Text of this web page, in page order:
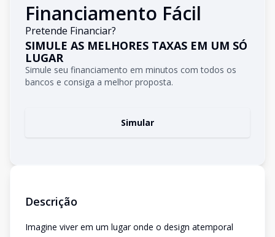
Financiamento Fácil
Pretende Financiar?
SIMULE AS MELHORES TAXAS EM UM SÓ
LUGAR
Simule seu financiamento em minutos com todos os
bancos e consiga a melhor proposta.
Simular
Descrição
Imagine viver em um lugar onde o design atemporal